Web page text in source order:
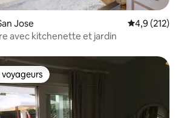
Jose Évaluation
4,9 (212)
avec kitchenette et jardin
les plus appréciés